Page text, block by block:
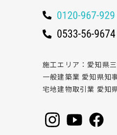
施工エリア
愛知県
一般建築業 愛知県知
宅地建物取引業 愛知